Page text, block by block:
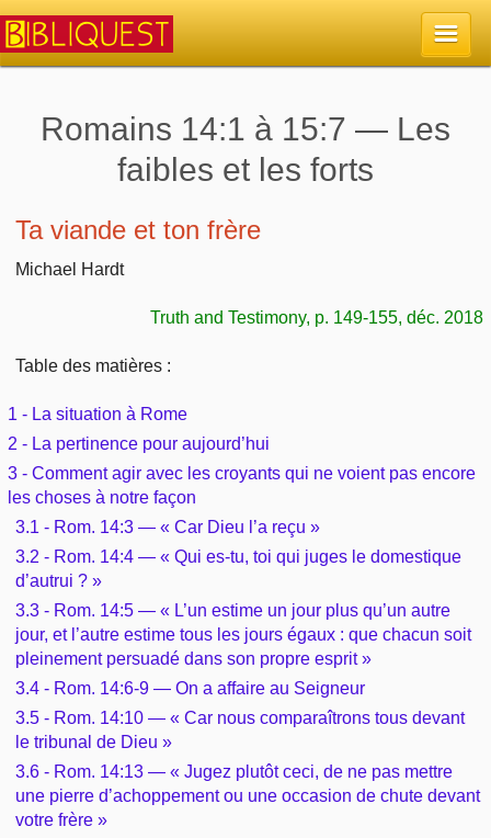
Retour à l'accueil
Quoi de neuf sur Bibliquest
Autres sites chrétiens
Outils
Paramètres
La Bible
Rechercher (concordance)
Au sujet de la Bible
Études et commentaires par passage
Versets Classés
Lecture Journalière
Sujets
Tous les sujets
Dieu
La Bible
L'Évangile, le Salut
Mort, résurrection
L'Église, l'Assemblée
Prophétie
Sanctification
Vie pratique
Études et commentaires par passage
Personnages bibliques
Édification
Commentaires journaliers
COURS Bibliques - GUIDES de lecture
Rechercher dans le site
Ouvrages de A à Z
Auteurs de A à Z
Rechercher dans la Bible
Études et commentaires par passage
Dictionnaires bibliques
Sommaires
Aperçus Livres de la Bible
Autres FAQ
Romains 14:1 à 15:7 — Les
faibles et les forts
Ta viande et ton frère
Michael Hardt
Truth and Testimony, p. 149-155, déc. 2018
Table des matières :
1 - La situation à Rome
2 - La pertinence pour aujourd’hui
3 - Comment agir avec les croyants qui ne voient pas encore
les choses à notre façon
3.1 - Rom. 14:3 — « Car Dieu l’a reçu »
3.2 - Rom. 14:4 — « Qui es-tu, toi qui juges le domestique
d’autrui ? »
3.3 - Rom. 14:5 — « L’un estime un jour plus qu’un autre
jour, et l’autre estime tous les jours égaux : que chacun soit
pleinement persuadé dans son propre esprit »
3.4 - Rom. 14:6-9 — On a affaire au Seigneur
3.5 - Rom. 14:10 — « Car nous comparaîtrons tous devant
le tribunal de Dieu »
3.6 - Rom. 14:13 — « Jugez plutôt ceci, de ne pas mettre
une pierre d’achoppement ou une occasion de chute devant
votre frère »